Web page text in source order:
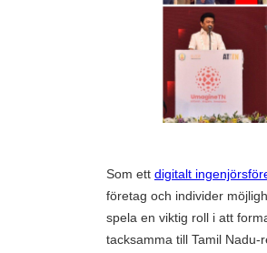
Som ett digitalt
företag och individer
spela en viktig roll i att
tacksamma till Tamil